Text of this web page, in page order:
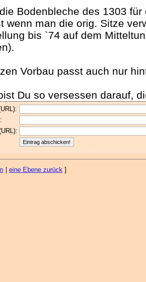
eine Ebene zurück ]